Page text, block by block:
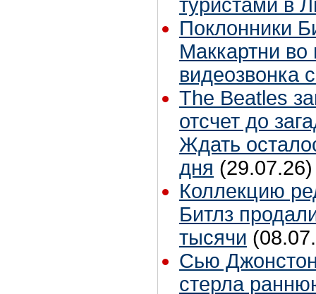
туристами в
Поклонники
Маккартни во
видеозвонка
The Beatles
отсчет до
Ждать
дня (29.07.26)
Коллекцию
Битлз
тысячи
Сью
стерла